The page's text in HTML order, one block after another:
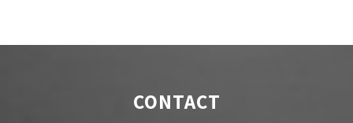
CONTACT